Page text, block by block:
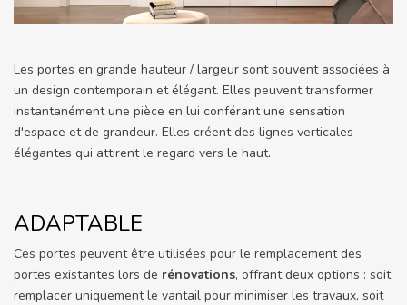
Les portes en grande hauteur / largeur sont souvent associées à
un design contemporain et élégant. Elles peuvent transformer
instantanément une pièce en lui conférant une sensation
d'espace et de grandeur. Elles créent des lignes verticales
élégantes qui attirent le regard vers le haut.
ADAPTABLE
Ces portes peuvent être utilisées pour le remplacement des
portes existantes lors de rénovations, offrant deux options : soit
remplacer uniquement le vantail pour minimiser les travaux, soit